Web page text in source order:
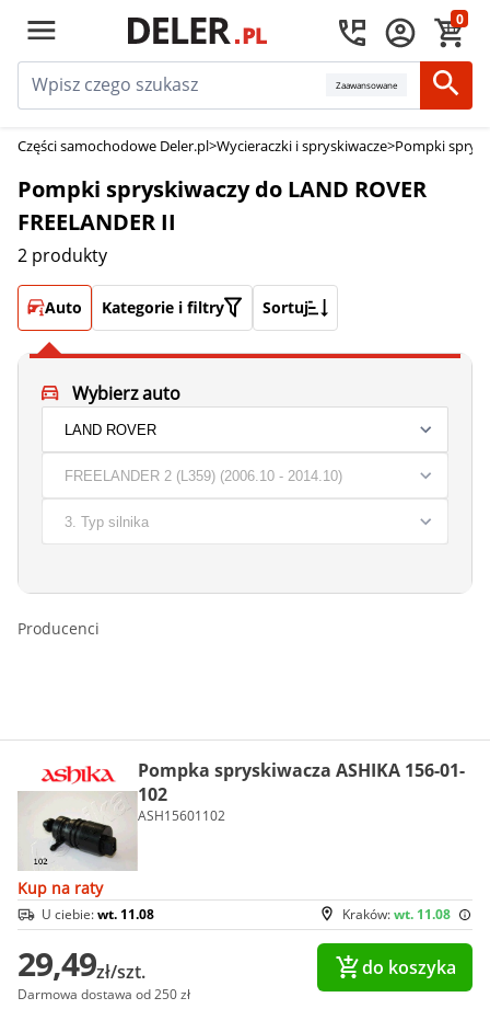
0
Zaawansowane
Części samochodowe Deler.pl>Wycieraczki i spryskiwacze>Pompki
Pompki spryskiwaczy do LAND ROVER
FREELANDER II
2 produkty
Auto Kategorie i filtry Sortuj
Wybierz auto
Producenci
Pompka spryskiwacza ASHIKA 156-01-
102
ASH15601102
Kup na raty
Kraków:wt. 11.08
U ciebie:wt. 11.08
29,49zł/szt.
Darmowa dostawa od 250 zł
do koszyka